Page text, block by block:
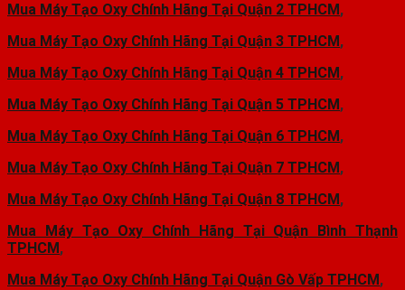
Mua Máy Tạo Oxy Chính Hãng Tại Quận 2 TPHCM,
Mua Máy Tạo Oxy Chính Hãng Tại Quận 3 TPHCM,
Mua Máy Tạo Oxy Chính Hãng Tại Quận 4 TPHCM,
Mua Máy Tạo Oxy Chính Hãng Tại Quận 5 TPHCM,
Mua Máy Tạo Oxy Chính Hãng Tại Quận 6 TPHCM,
Mua Máy Tạo Oxy Chính Hãng Tại Quận 7 TPHCM,
Mua Máy Tạo Oxy Chính Hãng Tại Quận 8 TPHCM,
Mua Máy Tạo Oxy Chính Hãng Tại Quận Bình Thạnh
TPHCM,
Mua Máy Tạo Oxy Chính Hãng Tại Quận Gò Vấp TPHCM,